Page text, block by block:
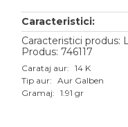
Aur alb
Aur roz
Aur mixt
Caracteristici:
Caracteristici produs:
Produs: 746117
Carataj aur: 14 K
Tip aur: Aur Galben
Gramaj: 1.91 gr